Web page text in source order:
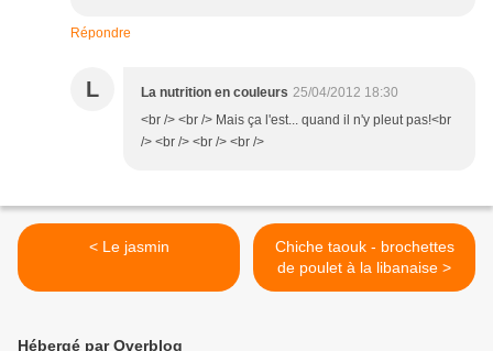
Répondre
L La nutrition en couleurs 25/04/2012 18:30
<br /> <br /> Mais ça l'est... quand il n'y pleut pas!<br
/> <br /> <br /> <br />
< Le jasmin
Chiche taouk - brochettes
de poulet à la libanaise >
Hébergé par Overblog